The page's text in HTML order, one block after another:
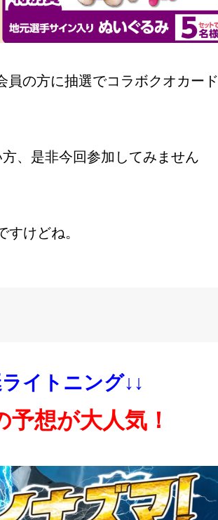
員の方に抽選でコラボクオカード
、是非今回参加してみません
けどね。
イトニング↓↓
想が大人気！